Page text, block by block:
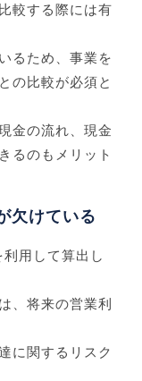
較する際には有
るため、事業を
の比較が必須と
金の流れ、現金
るのもメリット
欠けている
用して算出し
、将来の営業利
に関するリスク